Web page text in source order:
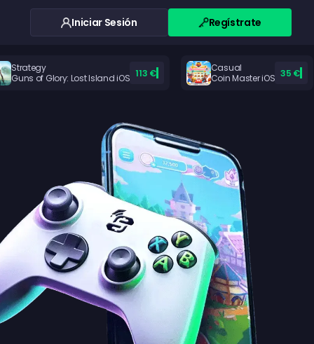
Iniciar Sesión Regístrate
Strategy
Guns of Glory: Lost Island iOS 113 €
Casual
Coin Master iOS 35 €